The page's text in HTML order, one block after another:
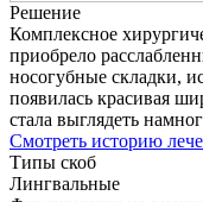
Решение
Комплексное
приобрело
носогубные складки,
появилась красивая
стала выглядеть
Смотреть историю
Типы скоб
Лингвальные